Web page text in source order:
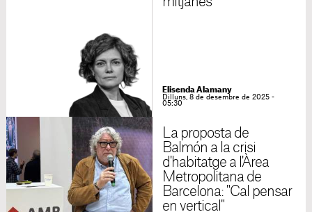
Elisenda Alamany
Dilluns, 8 de desembre de 2025 -
05:30
La proposta de
Balmón a la crisi
d'habitatge a l'Àrea
Metropolitana de
Barcelona: "Cal pensar
en vertical"